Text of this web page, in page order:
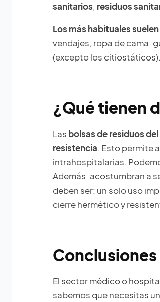
sanitarios, residuos
Los más habituales
vendajes, ropa de cama,
(excepto los citiostáticos).
¿Qué tienen
Las bolsas de residuos
resistencia. Esto permite
intrahospitalarias.
Además, acostumbran a
deben ser: un solo uso
cierre hermético y
Conclusiones
El sector médico o
sabemos que necesitas